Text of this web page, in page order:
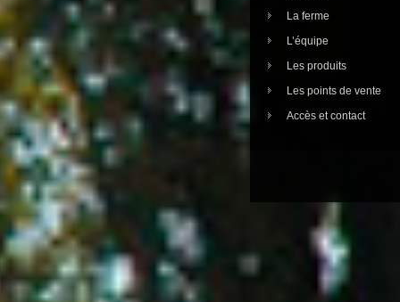
La ferme
L’équipe
Les produits
Les points de vente
Accès et contact